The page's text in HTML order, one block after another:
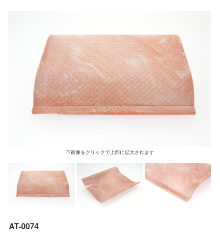
下画像をクリックで上部に拡大されます
AT-0074